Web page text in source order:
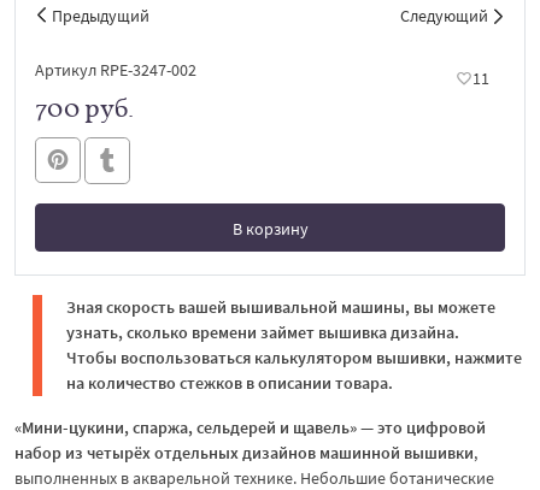
Предыдущий Следующий
Артикул RPE-3247-002 11
700 руб.
В корзину
В корзине
Зная скорость вашей вышивальной машины, вы можете
узнать, сколько времени займет вышивка дизайна.
Чтобы воспользоваться калькулятором вышивки, нажмите
на количество стежков в описании товара.
«Мини-цукини, спаржа, сельдерей и щавель» — это цифровой
набор из четырёх отдельных дизайнов машинной вышивки,
выполненных в акварельной технике. Небольшие ботанические